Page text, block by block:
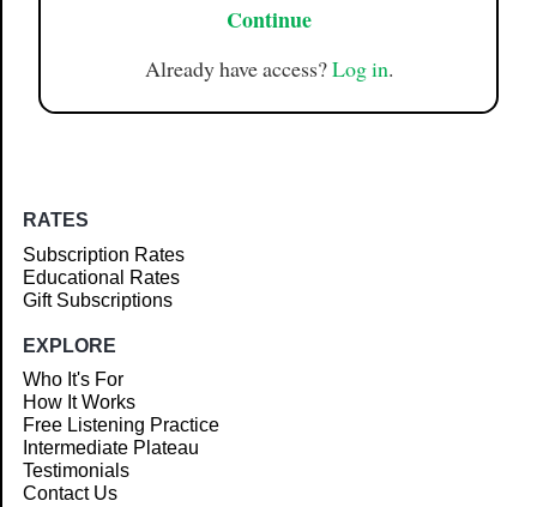
Continue
Already have access?Log in.
RATES
Subscription Rates
Educational Rates
Gift Subscriptions
EXPLORE
Who It's For
How It Works
Free Listening Practice
Intermediate Plateau
Testimonials
Contact Us